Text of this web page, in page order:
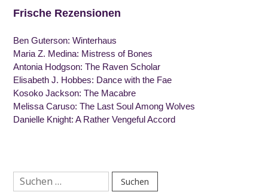
Frische Rezensionen
Ben Guterson: Winterhaus
Maria Z. Medina: Mistress of Bones
Antonia Hodgson: The Raven Scholar
Elisabeth J. Hobbes: Dance with the Fae
Kosoko Jackson: The Macabre
Melissa Caruso: The Last Soul Among Wolves
Danielle Knight: A Rather Vengeful Accord
Suchen
nach: